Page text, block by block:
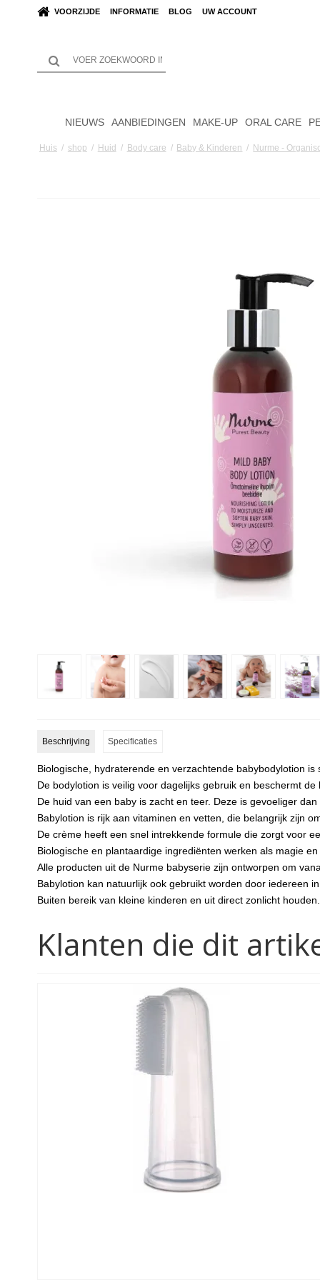
VOORZIJDE INFORMATIE BLOG UW ACCOUNT
NIEUWS AANBIEDINGEN MAKE-UP ORAL CARE
Huis / shop / Huid / Body care / Baby & Kinderen / Nurme -
Beschrijving Specificaties
Biologische, hydraterende en verzachtende babybodylotion
De bodylotion is veilig voor dagelijks gebruik en beschermt
De huid van een baby is zacht en teer. Deze is gevoeliger
Babylotion is rijk aan vitaminen en vetten, die belangrijk zijn
De crème heeft een snel intrekkende formule die zorgt voor
Biologische en plantaardige ingrediënten werken als magie
Alle producten uit de Nurme babyserie zijn ontworpen om
Babylotion kan natuurlijk ook gebruikt worden door iedereen
Buiten bereik van kleine kinderen en uit direct zonlicht houden.
Klanten die dit